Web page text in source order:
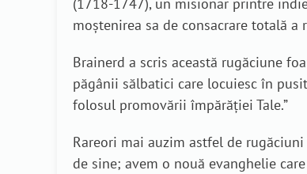
(1718-1747), un misionar printre
moștenirea sa de consacrare totală
Brainerd a scris această rugăciune
păgânii sălbatici care locuiesc în
folosul promovării împărăției Tale.”
Rareori mai auzim astfel de
de sine; avem o nouă evanghelie